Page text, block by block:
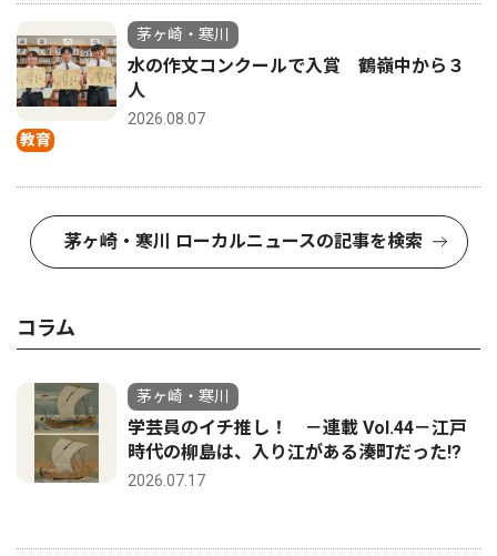
教育
茅ヶ崎・寒川
水の作文コンクールで入賞 鶴嶺中から３
人
2026.08.07
茅ヶ崎・寒川 ローカルニュースの記事を検索
コラム
茅ヶ崎・寒川
学芸員のイチ推し！ －連載 Vol.44－江戸
時代の柳島は、入り江がある湊町だった!?
2026.07.17